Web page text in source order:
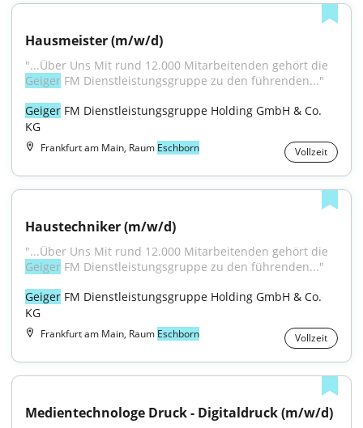
Hausmeister (m/w/d)
Geiger FM Dienstleistungsgruppe zu den führenden..."
Geiger FM Dienstleistungsgruppe Holding GmbH & Co.
KG
Frankfurt am Main, Raum Eschborn Vollzeit
Haustechniker (m/w/d)
Geiger FM Dienstleistungsgruppe zu den führenden..."
Geiger FM Dienstleistungsgruppe Holding GmbH & Co.
KG
Frankfurt am Main, Raum Eschborn Vollzeit
Medientechnologe Druck - Digitaldruck (m/w/d)